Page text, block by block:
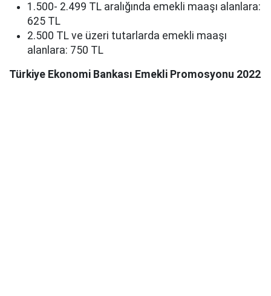
1.500- 2.499 TL aralığında emekli maaşı alanlara:
625 TL
2.500 TL ve üzeri tutarlarda emekli maaşı
alanlara: 750 TL
Türkiye Ekonomi Bankası Emekli Promosyonu 2022